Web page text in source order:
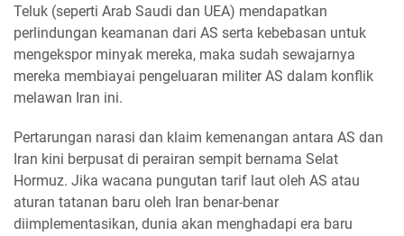
Teluk (seperti Arab Saudi dan UEA) mendapatkan
perlindungan keamanan dari AS serta kebebasan untuk
mengekspor minyak mereka, maka sudah sewajarnya
mereka membiayai pengeluaran militer AS dalam konflik
melawan Iran ini.
Pertarungan narasi dan klaim kemenangan antara AS dan
Iran kini berpusat di perairan sempit bernama Selat
Hormuz. Jika wacana pungutan tarif laut oleh AS atau
aturan tatanan baru oleh Iran benar-benar
diimplementasikan, dunia akan menghadapi era baru